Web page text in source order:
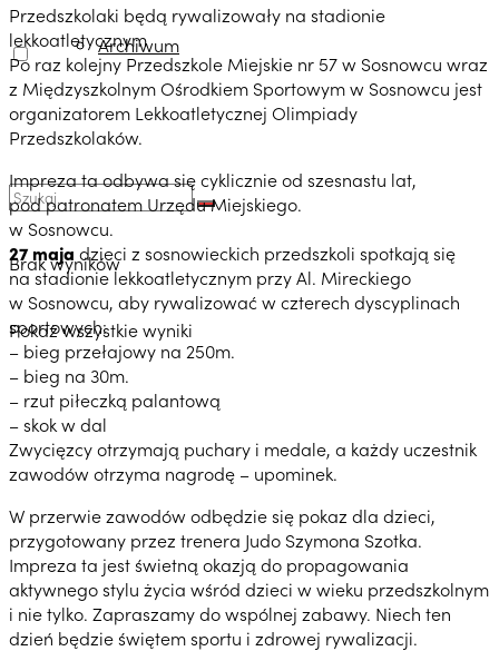
Archiwum
Brak wyników
Pokaż wszystkie wyniki
Przedszkolaki będą rywalizowały na stadionie
lekkoatletycznym
Po raz kolejny Przedszkole Miejskie nr 57 w Sosnowcu wraz
z Międzyszkolnym Ośrodkiem Sportowym w Sosnowcu jest
organizatorem Lekkoatletycznej Olimpiady
Przedszkolaków.
Impreza ta odbywa się cyklicznie od szesnastu lat,
pod patronatem Urzędu Miejskiego.
w Sosnowcu.
27 maja dzieci z sosnowieckich przedszkoli spotkają się
na stadionie lekkoatletycznym przy Al. Mireckiego
w Sosnowcu, aby rywalizować w czterech dyscyplinach
sportowych:
– bieg przełajowy na 250m.
– bieg na 30m.
– rzut piłeczką palantową
– skok w dal
Zwycięzcy otrzymają puchary i medale, a każdy uczestnik
zawodów otrzyma nagrodę – upominek.
W przerwie zawodów odbędzie się pokaz dla dzieci,
przygotowany przez trenera Judo Szymona Szotka.
Impreza ta jest świetną okazją do propagowania
aktywnego stylu życia wśród dzieci w wieku przedszkolnym
i nie tylko. Zapraszamy do wspólnej zabawy. Niech ten
dzień będzie świętem sportu i zdrowej rywalizacji.